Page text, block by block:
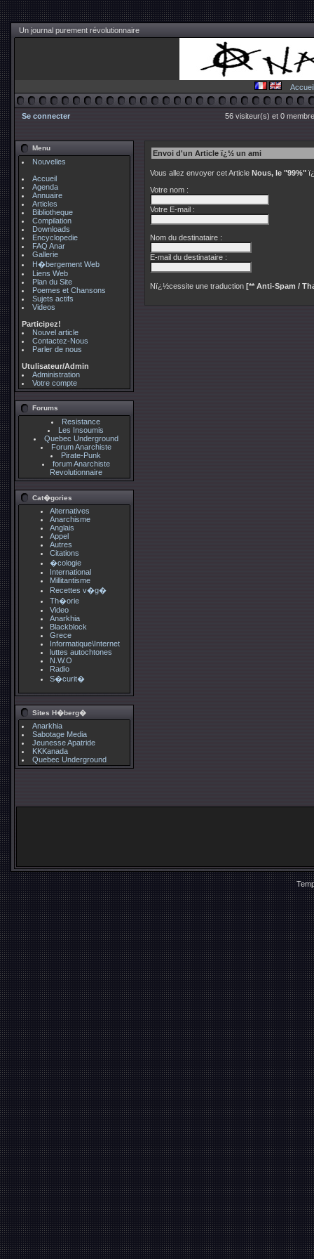
Un journal purement révolutionnaire
Accueil
Se connecter 56 visiteur(s) et 0
Menu
Nouvelles
Accueil
Agenda
Annuaire
Articles
Bibliotheque
Compilation
Downloads
Encyclopedie
FAQ Anar
Gallerie
H�bergement Web
Liens Web
Plan du Site
Poemes et Chansons
Sujets actifs
Videos
Participez!
Nouvel article
Contactez-Nous
Parler de nous
Utulisateur/Admin
Administration
Votre compte
Forums
Resistance
Les Insoumis
Quebec Underground
Forum Anarchiste
Pirate-Punk
forum Anarchiste
Revolutionnaire
Cat�gories
Alternatives
Anarchisme
Anglais
Appel
Autres
Citations
�cologie
International
Millitantisme
Recettes v�g�
Th�orie
Video
Anarkhia
Blackblock
Grece
Informatique\Internet
luttes autochtones
N.W.O
Radio
S�curit�
Sites H�berg�
Anarkhia
Sabotage Media
Jeunesse Apatride
KKKanada
Quebec Underground
Envoi d'un Article ï¿½ un ami
Vous allez envoyer cet Article Nous, le "99%"
Votre nom :
Votre E-mail :
Nom du destinataire :
E-mail du destinataire :
Nï¿½cessite une traduction [** Anti-Spam /